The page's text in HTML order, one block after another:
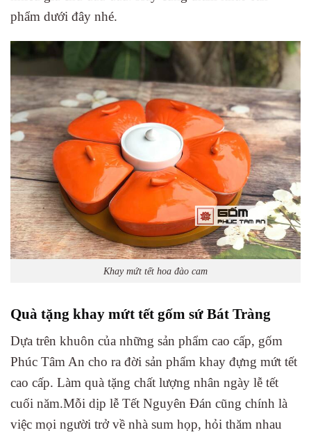
phẩm dưới đây nhé.
Khay mứt tết hoa đào cam
Quà tặng khay mứt tết gốm sứ Bát Tràng
Dựa trên khuôn của những sản phẩm cao cấp, gốm
Phúc Tâm An cho ra đời sản phẩm khay đựng mứt tết
cao cấp. Làm quà tặng chất lượng nhân ngày lễ tết
cuối năm.Mỗi dịp lễ Tết Nguyên Đán cũng chính là
việc mọi người trở về nhà sum họp, hỏi thăm nhau